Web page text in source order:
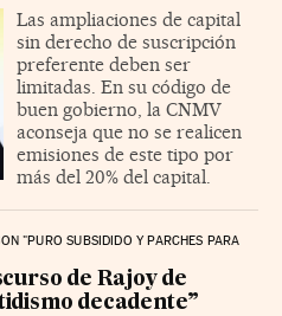
Las ampliaciones de capital
sin derecho de suscripción
preferente deben ser
limitadas. En su código de
buen gobierno, la CNMV
aconseja que no se realicen
emisiones de este tipo por
más del 20% del capital.
"PURO SUBSIDIDO Y PARCHES PARA
de Rajoy de
decadente”